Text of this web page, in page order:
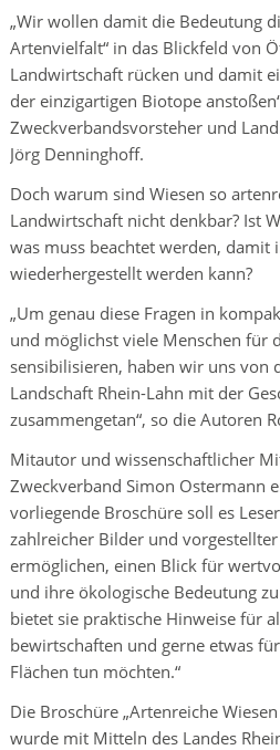
„Wir wollen damit die Bedeutung
Artenvielfalt“ in das Blickfeld von
Landwirtschaft rücken und damit
der einzigartigen Biotope
Zweckverbandsvorsteher und
Jörg Denninghoff.
Doch warum sind Wiesen so
Landwirtschaft nicht denkbar? Ist
was muss beachtet werden, damit
wiederhergestellt werden kann?
„Um genau diese Fragen in
und möglichst viele Menschen für
sensibilisieren, haben wir uns von
Landschaft Rhein-Lahn mit der
zusammengetan“, so die Autoren
Mitautor und wissenschaftlicher
Zweckverband Simon Ostermann
vorliegende Broschüre soll es
zahlreicher Bilder und
ermöglichen, einen Blick für
und ihre ökologische Bedeutung
bietet sie praktische Hinweise für
bewirtschaften und gerne etwas
Flächen tun möchten.“
Die Broschüre „Artenreiche
wurde mit Mitteln des Landes